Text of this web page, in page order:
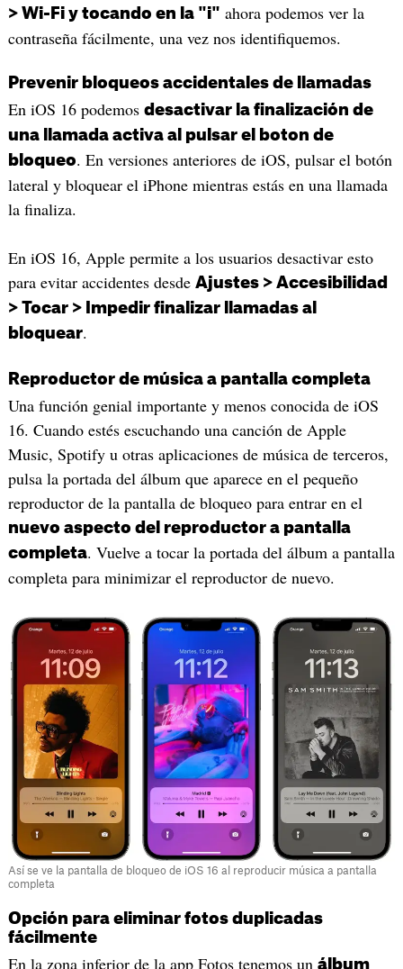
> Wi-Fi y tocando en la "i" ahora podemos ver la
contraseña fácilmente, una vez nos identifiquemos.
Prevenir bloqueos accidentales de llamadas
En iOS 16 podemos desactivar la finalización de
una llamada activa al pulsar el boton de
bloqueo. En versiones anteriores de iOS, pulsar el botón
lateral y bloquear el iPhone mientras estás en una llamada
la finaliza.
En iOS 16, Apple permite a los usuarios desactivar esto
para evitar accidentes desde Ajustes > Accesibilidad
> Tocar > Impedir finalizar llamadas al
bloquear.
Reproductor de música a pantalla completa
Una función genial importante y menos conocida de iOS
16. Cuando estés escuchando una canción de Apple
Music, Spotify u otras aplicaciones de música de terceros,
pulsa la portada del álbum que aparece en el pequeño
reproductor de la pantalla de bloqueo para entrar en el
nuevo aspecto del reproductor a pantalla
completa. Vuelve a tocar la portada del álbum a pantalla
completa para minimizar el reproductor de nuevo.
Así se ve la pantalla de bloqueo de iOS 16 al reproducir música a pantalla
completa
Opción para eliminar fotos duplicadas
fácilmente
En la zona inferior de la app Fotos tenemos un álbum